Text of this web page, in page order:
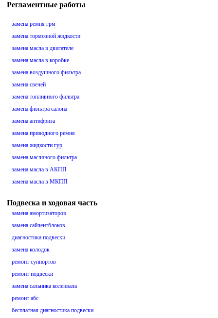
Регламентные работы
замена ремня грм
замена тормозной жидкости
замена масла в двигателе
замена масла в коробке
замена воздушного фильтра
замена свечей
замена топливного фильтра
замена фильтра салона
замена антифриза
замена приводного ремня
замена жидкости гур
замена масляного фильтра
замена масла в АКПП
замена масла в МКПП
Подвеска и ходовая часть
замена амортизаторов
замена сайлентблоков
диагностика подвески
замена колодок
ремонт суппортов
ремонт подвески
замена сальника коленвала
ремонт абс
бесплатная диагностика подвески